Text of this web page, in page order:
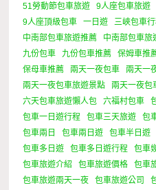
51勞動節包車旅遊 9人座包車旅遊
9人座頂級包車
一日遊 三峽包車
中南部包車旅遊推薦
中南部包車旅
九份包車
九份包車推薦 保姆車推
保母車推薦
兩天一夜包車 兩天一
兩天一夜包車旅遊景點
兩天一夜包
六天包車旅遊懶人包
六福村包車
包車一日遊行程
包車三天旅遊 包
包車兩日
包車兩日遊 包車半日遊
包車多日遊
包車多日遊行程 包車
包車旅遊介紹
包車旅遊價格 包車
包車旅遊兩天一夜
包車旅遊公司